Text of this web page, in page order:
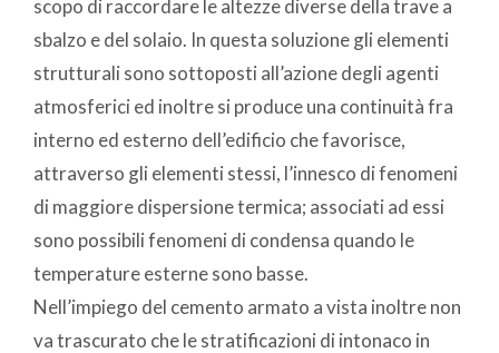
scopo di raccordare le altezze diverse della trave a
sbalzo e del solaio. In questa soluzione gli elementi
strutturali sono sottoposti all’azione degli agenti
atmosferici ed inoltre si produce una continuità fra
interno ed esterno dell’edificio che favorisce,
attraverso gli elementi stessi, l’innesco di fenomeni
di maggiore dispersione termica; associati ad essi
sono possibili fenomeni di condensa quando le
temperature esterne sono basse.
Nell’impiego del cemento armato a vista inoltre non
va trascurato che le stratificazioni di intonaco in